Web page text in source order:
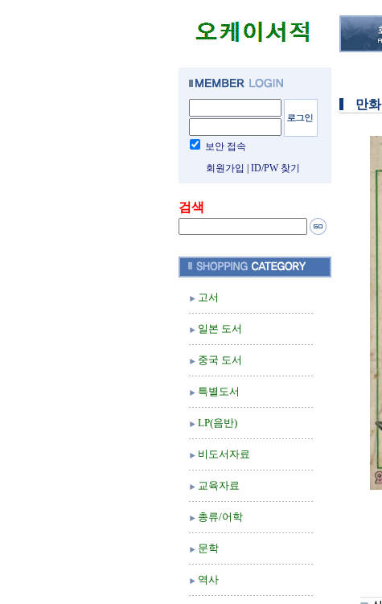
보안 접속
회원가입
ID/PW 찾기
검색
고서
일본 도서
중국 도서
특별도서
LP(음반)
비도서자료
교육자료
총류/어학
문학
역사
만화